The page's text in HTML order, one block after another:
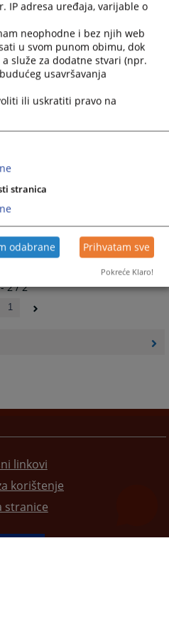
2 / 2
1
linkovi
korištenje
stranice
IP adresa uređaja, varijable o
neophodne i bez njih web
u svom punom obimu, dok
služe za dodatne stvari (npr.
usavršavanja
ili uskratiti pravo na
stranica
odabrane Prihvatam sve
Pokreće Klaro!